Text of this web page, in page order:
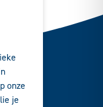
onze
je